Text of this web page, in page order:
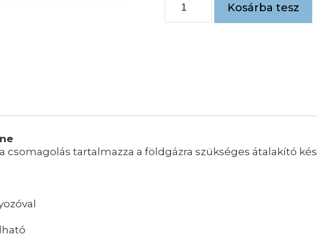
Kosárba tesz
csomagolás tartalmazza a földgázra szükséges átalakító